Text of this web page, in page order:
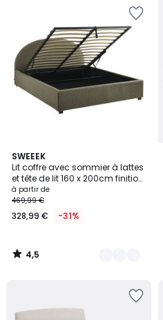
SWEEEK
Lit coffre avec sommier à lattes
et tête de lit 160 x 200cm finition
bouclette CAMERON
à partir de
469,99 €
328,99 € -31%
4,5
/ 5
3
Couleurs
4,5
/